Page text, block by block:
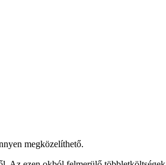
megközelíthető.